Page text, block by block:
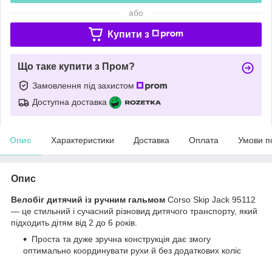
або
Купити з
Що таке купити з Пром?
Замовлення під захистом
Доступна доставка
Опис Характеристики Доставка Оплата Умови
Опис
Велобіг дитячий із ручним гальмом Corso Skip Jack 95112
— це стильний і сучасний різновид дитячого транспорту, який
підходить дітям від 2 до 6 років.
Проста та дуже зручна конструкція дає змогу
оптимально координувати рухи й без додаткових коліс